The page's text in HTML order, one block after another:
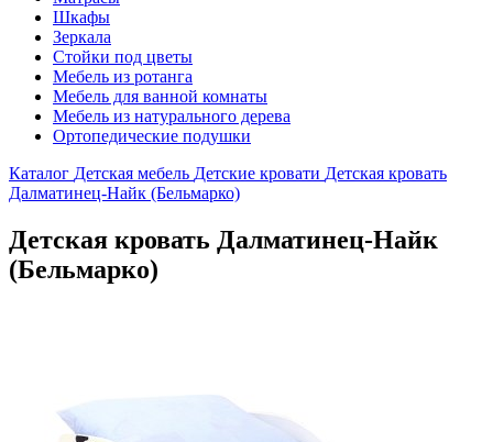
Шкафы
Зеркала
Стойки под цветы
Мебель из ротанга
Мебель для ванной комнаты
Мебель из натурального дерева
Ортопедические подушки
Каталог Детская мебель Детские кровати Детская кровать
Далматинец-Найк (Бельмарко)
Детская кровать Далматинец-Найк
(Бельмарко)